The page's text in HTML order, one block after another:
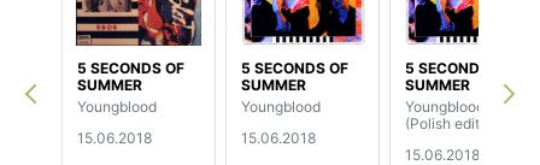
5 SECONDS OF
SUMMER
Youngblood
15.06.2018
5 SECONDS OF
SUMMER
Youngblood
15.06.2018
5 SECONDS OF
SUMMER
Youngblood
(Polish edition)
15.06.2018